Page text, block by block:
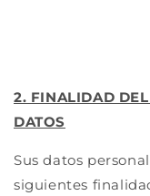
2. FINALIDAD
DATOS
Sus datos
siguientes